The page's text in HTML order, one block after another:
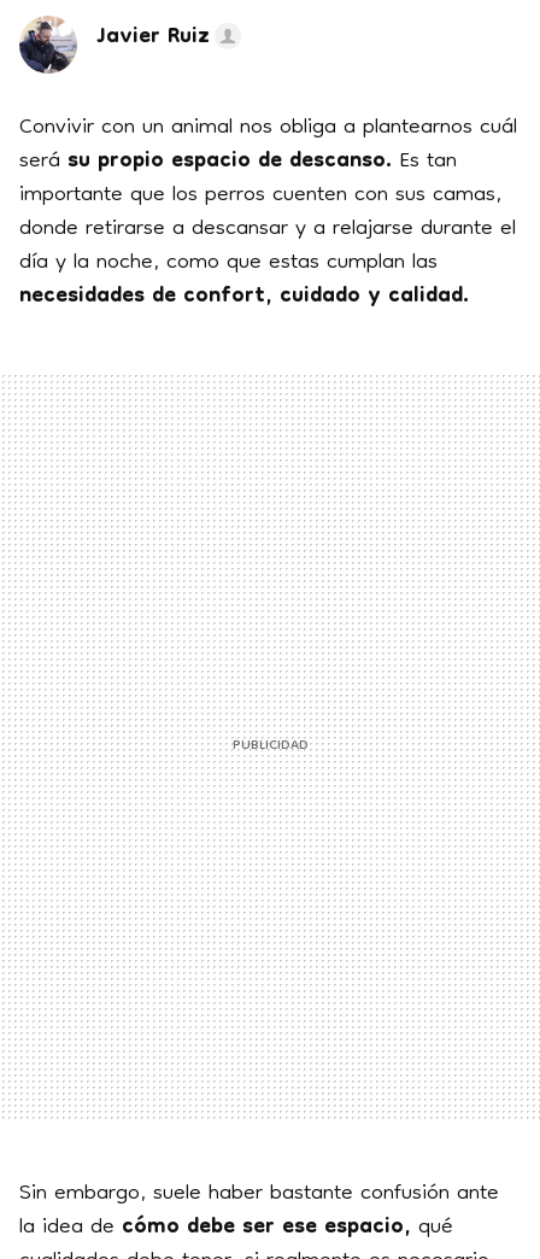
Javier Ruiz
Convivir con un animal nos obliga a plantearnos cuál
serásu propio espacio de descanso.Es tan
importante que los perros cuenten con sus camas,
donde retirarse a descansar y a relajarse durante el
día y la noche, como que estas cumplan las
necesidades de confort, cuidado y calidad.
Sin embargo, suele haber bastante confusión ante
la idea decómo debe ser ese espacio,qué